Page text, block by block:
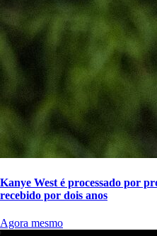
Kanye West é processado por
recebido por dois anos
Agora mesmo